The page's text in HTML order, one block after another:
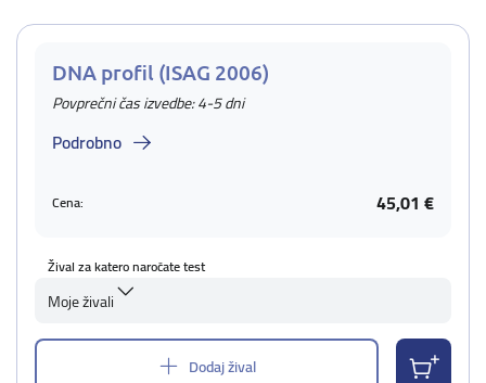
DNA profil (ISAG 2006)
Povprečni čas izvedbe: 4-5 dni
Podrobno
Cena: 45,01 €
Žival za katero naročate test
Moje živali
Dodaj žival